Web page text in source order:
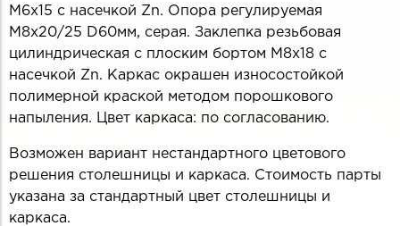
М6х15 с насечкой Zn. Опора регулируемая
М8х20/25 D60мм, серая. Заклепка резьбовая
цилиндрическая с плоским бортом М8х18 с
насечкой Zn. Каркас окрашен износостойкой
полимерной краской методом порошкового
напыления. Цвет каркаса: по согласованию.
Возможен вариант нестандартного цветового
решения столешницы и каркаса. Стоимость парты
указана за стандартный цвет столешницы и
каркаса.